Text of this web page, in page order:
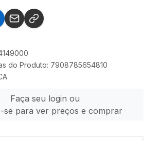
do Produto: 7908785654810
Faça seu login ou
se para ver preços e comprar